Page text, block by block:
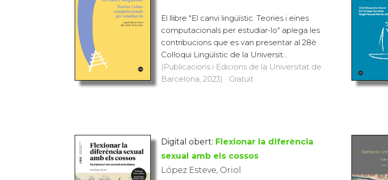
El llibre "El canvi lingüístic. Teories i eines
computacionals per estudiar-lo" aplega les
contribucions que es van presentar al 28è
Col·loqui Lingüístic de la Universit...
(Publicacions i Edicions de la Universitat de
Barcelona, 2023) · Gratuït
Digital obert: Flexionar la diferència
sexual amb els cossos
López Esteve, Oriol